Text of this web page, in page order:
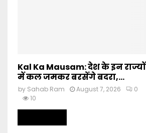
Kal Ka Mausam: देश के इन राज्यों
में कल जमकर बरसेंगे बदरा,...
by Sahab Ram August 7, 2026
0
10